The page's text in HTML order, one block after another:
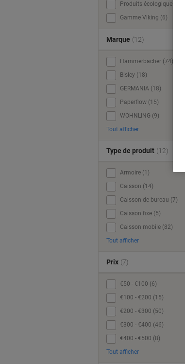
Produits écologiques (21)
Gamme Viking (6)
Marque (12)
Hammerbacher (74)
Bisley (18)
GERMANIA (18)
Paperflow (15)
WOHNLING (9)
Tout afficher
Type de produit (12)
Armoire (1)
Caisson (14)
Caisson de bureau (7)
Caisson fixe (5)
Caisson mobile (82)
Tout afficher
Prix (7)
€50 - €100 (6)
€100 - €200 (15)
€200 - €300 (50)
€300 - €400 (46)
€400 - €500 (8)
Tout afficher